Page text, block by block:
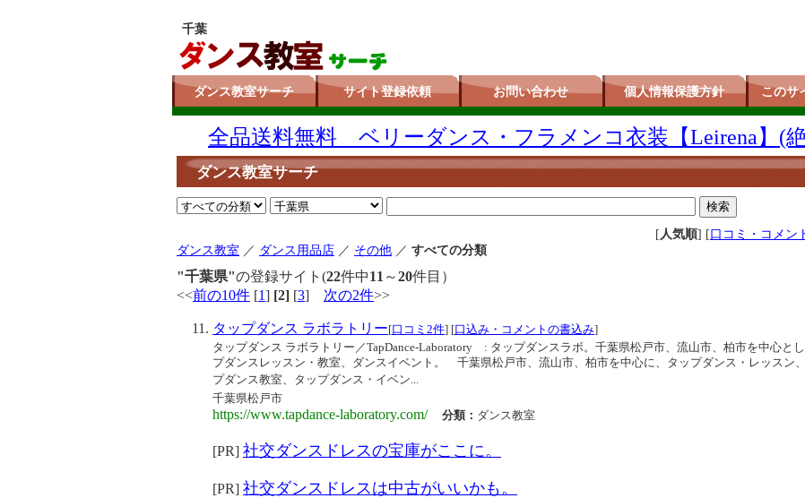
千葉
ダンス教室サーチ サイト登録依頼 お問い合わせ 個人情報保護方針 このサ
全品送料無料 ベリーダンス・フラメンコ衣装【Leirena】(
ダンス教室サーチ
[ 人気順] [ 口コミ・コメン
ダンス教室 ／ ダンス用品店 ／ その他 ／ すべての分類
"千葉県"の登録サイト(22件中11 ～20件目）
<<前の10件 [1] [2] [3] 次の2件>>
タップダンス ラボラトリー[口コミ2件] [口込み・コメントの書込み]
タップダンス ラボラトリー／TapDance-Laboratory : タップダンスラボ。千葉県松戸市、流山市、柏市を中心と
プダンスレッスン・教室、ダンスイベント。 千葉県松戸市、流山市、柏市を中心に、タップダンス・レッスン
プダンス教室、タップダンス・イベン...
千葉県松戸市
https://www.tapdance-laboratory.com/ 分類： ダンス教室
[PR] 社交ダンスドレスの宝庫がここに。
[PR] 社交ダンスドレスは中古がいいかも。